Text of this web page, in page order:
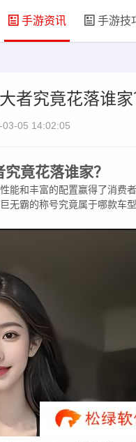
手游资讯 手游技
者究竟花落谁家
03-05 14:02:05
竟花落谁家？
能和丰富的配置赢得了消费
无霸的称号究竟属于哪款车